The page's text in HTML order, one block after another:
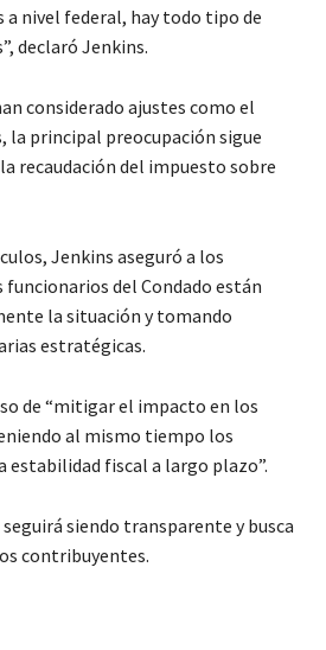
a nivel federal, hay todo tipo de
declaró Jenkins.
considerado ajustes como el
la principal preocupación sigue
recaudación del impuesto sobre
Jenkins aseguró a los
del Condado están
la situación y tomando
estratégicas.
de “mitigar el impacto en los
al mismo tiempo los
estabilidad fiscal a largo plazo”.
siendo transparente y busca
contribuyentes.